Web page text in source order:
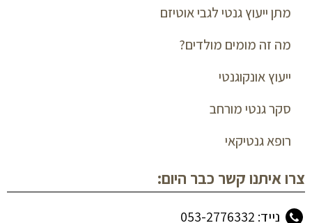
מתן ייעוץ גנטי לגבי אוטיזם
מה זה מומים מולדים?
ייעוץ אונקוגנטי
סקר גנטי מורחב
רופא גנטיקאי
צרו איתנו קשר כבר היום:
נייד: 053-2776332